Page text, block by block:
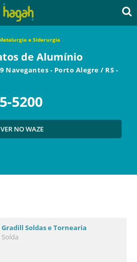
e Siderurgia
de Alumínio
Navegantes - Porto Alegre / RS -
5200
VER NO WAZE
Gradill Soldas e Tornearia
Solda